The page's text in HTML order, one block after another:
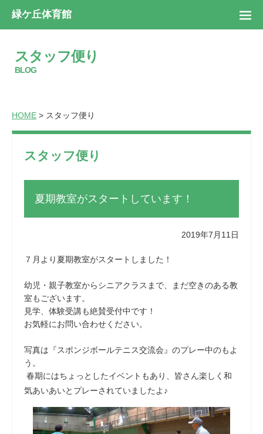
緑ケ丘体育館
スタッフ便り
BLOG
HOME > スタッフ便り
スタッフ便り
夏期教室がスタートしています！
2019年7月11日
７月より夏期教室がスタートしました！
幼児・親子教室からシニアクラスまで、まだ空きのある教
室もございます。
見学、体験受講も絶賛受付中です！
お気軽にお問い合わせください。
写真は『スポンジボールテニス交流会』のプレー中のもよ
う。
春期にはちょっとしたイベントもあり、皆さん楽しく和
気あいあいとプレーされていましたよ♪